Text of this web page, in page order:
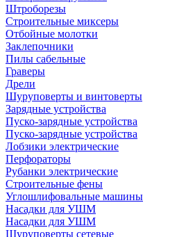
Штроборезы
Строительные миксеры
Отбойные молотки
Заклепочники
Пилы сабельные
Граверы
Дрели
Шуруповерты и винтоверты
Зарядные устройства
Пуско-зарядные устройства
Пуско-зарядные устройства
Лобзики электрические
Перфораторы
Рубанки электрические
Строительные фены
Углошлифовальные машины
Насадки для УШМ
Насадки для УШМ
Шуруповерты сетевые